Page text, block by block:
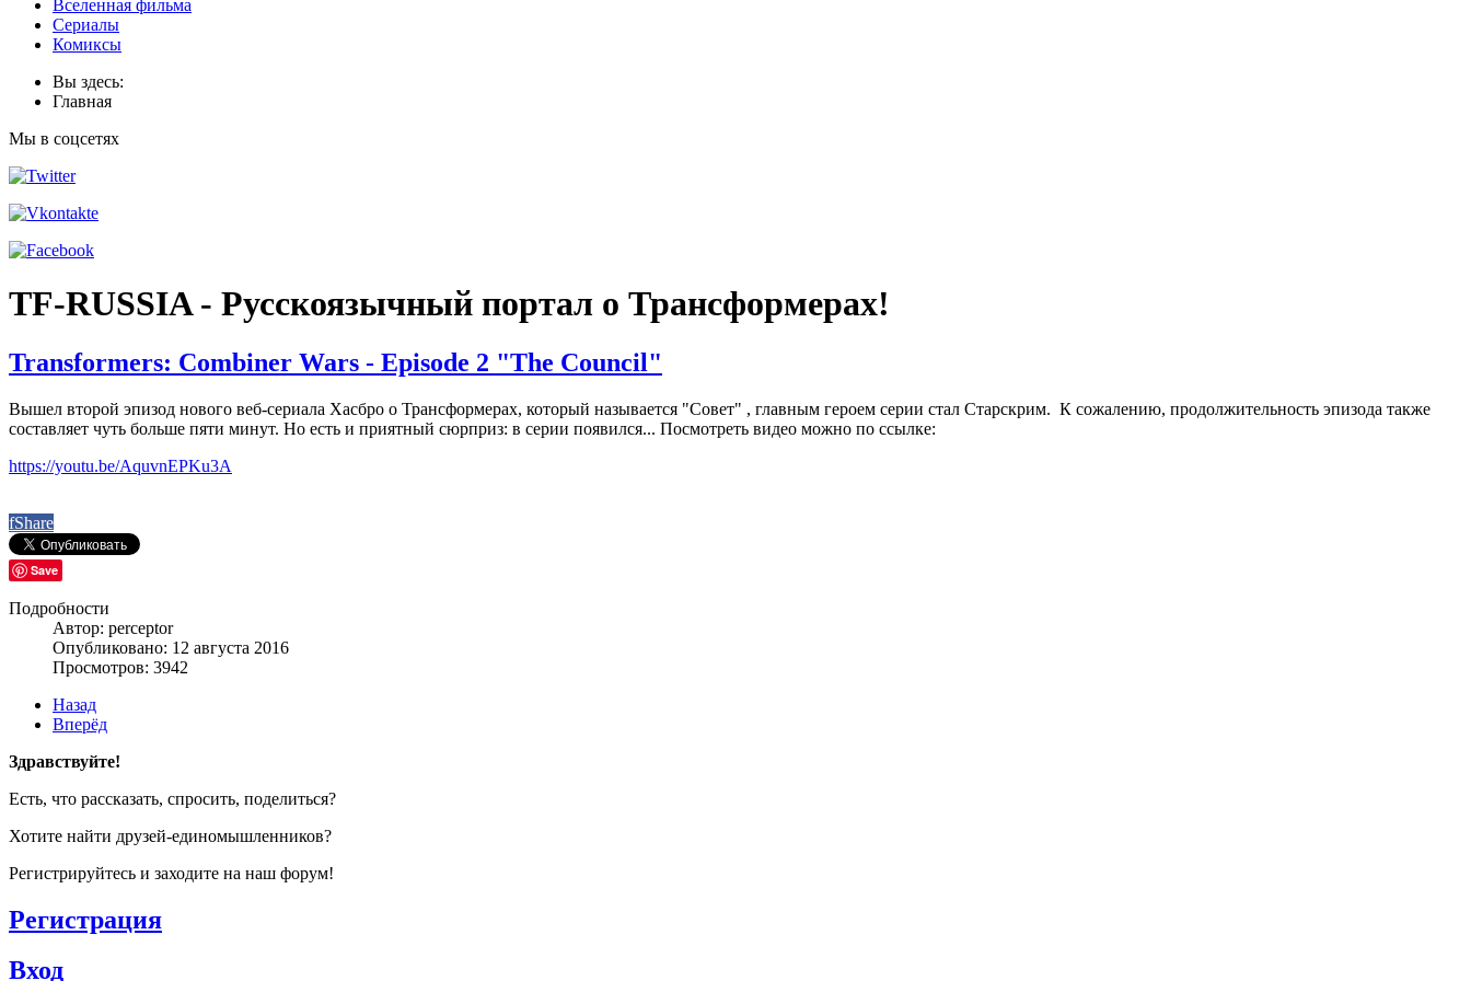
Вселенная фильма
Сериалы
Комиксы
Вы здесь:
Главная
Мы в соцсетях
TF-RUSSIA - Русскоязычный портал о Трансформерах!
Transformers: Combiner Wars - Episode 2 "The Council"
Вышел второй эпизод нового веб-сериала Хасбро о Трансформерах, который называется "Совет" , главным героем серии стал Старскрим. К сожалению, продолжительность эпизода также
составляет чуть больше пяти минут. Но есть и приятный сюрприз: в серии появился... Посмотреть видео можно по ссылке:
https://youtu.be/AquvnEPKu3A
fShare
Save
Подробности
Автор: perceptor
Опубликовано: 12 августа 2016
Просмотров: 3942
Назад
Вперёд
Здравствуйте!
Есть, что рассказать, спросить, поделиться?
Хотите найти друзей-единомышленников?
Регистрируйтесь и заходите на наш форум!
Регистрация
Вход